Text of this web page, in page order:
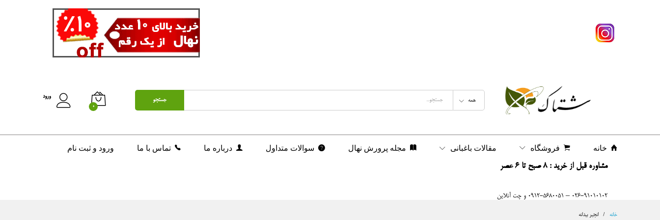
همه جستجو
0
ورود
خانه فروشگاه مقالات باغبانی مجله پرورش نهال سوالات متداول درباره ما تماس با ما ورود و ثبت نام
مشاوره قبل از خرید : 8 صبح تا 6 عصر
026-91010102 – 0912-5680051 و چت آنلاین
خانه / انجیر بیدانه